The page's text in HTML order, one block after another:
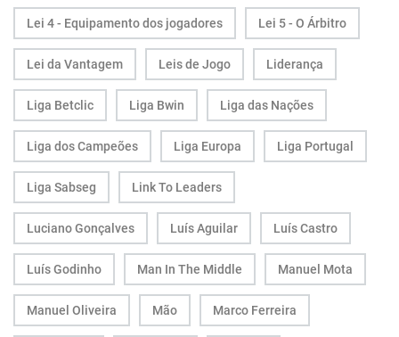
Lei 4 - Equipamento dos jogadores Lei 5 - O Árbitro
Lei da Vantagem Leis de Jogo Liderança
Liga Betclic Liga Bwin Liga das Nações
Liga dos Campeões Liga Europa Liga Portugal
Liga Sabseg Link To Leaders
Luciano Gonçalves Luís Aguilar Luís Castro
Luís Godinho Man In The Middle Manuel Mota
Manuel Oliveira Mão Marco Ferreira